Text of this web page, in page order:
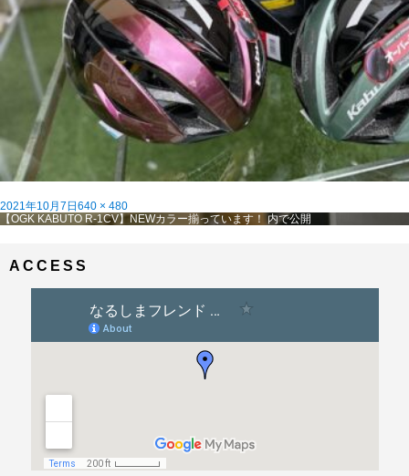
投
稿
2021年10月7日 フ
ル
640 × 480
投
ゲ
【OGK KABUTO R-1CV】NEWカラー揃っています！ 内で公開
ACCESS